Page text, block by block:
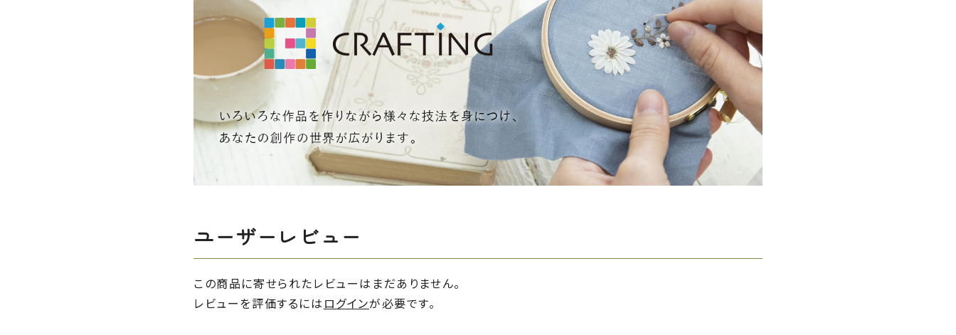
ユーザーレビュー
この商品に寄せられたレビューはまだありません。
レビューを評価するには ログインが必要です。